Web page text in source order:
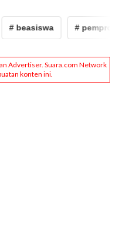
# beasiswa # pemprov